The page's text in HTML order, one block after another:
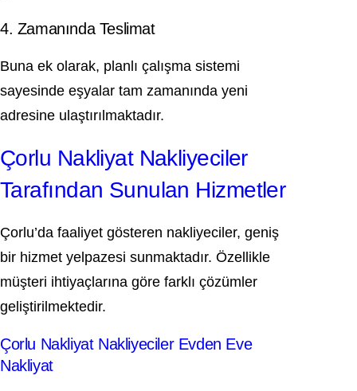
4. Zamanında Teslimat
Buna ek olarak, planlı çalışma sistemi
sayesinde eşyalar tam zamanında yeni
adresine ulaştırılmaktadır.
Çorlu Nakliyat Nakliyeciler
Tarafından Sunulan Hizmetler
Çorlu’da faaliyet gösteren nakliyeciler, geniş
bir hizmet yelpazesi sunmaktadır. Özellikle
müşteri ihtiyaçlarına göre farklı çözümler
geliştirilmektedir.
Çorlu Nakliyat Nakliyeciler Evden Eve
Nakliyat